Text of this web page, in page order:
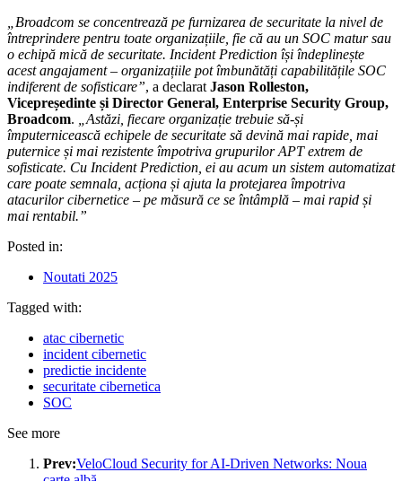
„Broadcom se concentrează pe furnizarea de securitate la nivel de
întreprindere pentru toate organizațiile, fie că au un SOC matur sau
o echipă mică de securitate. Incident Prediction își îndeplinește
acest angajament – organizațiile pot îmbunătăți capabilitățile SOC
indiferent de sofisticare”, a declarat Jason Rolleston,
Vicepreședinte și Director General, Enterprise Security Group,
Broadcom.
„Astăzi, fiecare organizație trebuie să-și
împuternicească echipele de securitate să devină mai rapide, mai
puternice și mai rezistente împotriva grupurilor APT extrem de
sofisticate. Cu Incident Prediction, ei au acum un sistem automatizat
care poate semnala, acționa și ajuta la protejarea împotriva
atacurilor cibernetice – pe măsură ce se întâmplă – mai rapid și
mai rentabil.”
Posted in:
Noutati 2025
Tagged with:
atac cibernetic
incident cibernetic
predictie incidente
securitate cibernetica
SOC
See more
Prev:VeloCloud Security for AI-Driven Networks: Noua